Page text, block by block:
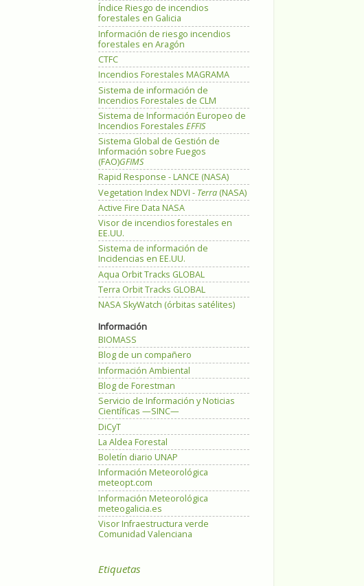
Índice Riesgo de incendios
forestales en Galicia
Información de riesgo incendios
forestales en Aragón
CTFC
Incendios Forestales MAGRAMA
Sistema de información de
Incendios Forestales de CLM
Sistema de Información Europeo de
Incendios Forestales EFFIS
Sistema Global de Gestión de
Información sobre Fuegos
(FAO)GFIMS
Rapid Response - LANCE (NASA)
Vegetation Index NDVI - Terra (NASA)
Active Fire Data NASA
Visor de incendios forestales en
EE.UU.
Sistema de información de
Incidencias en EE.UU.
Aqua Orbit Tracks GLOBAL
Terra Orbit Tracks GLOBAL
NASA SkyWatch (órbitas satélites)
Información
BIOMASS
Blog de un compañero
Información Ambiental
Blog de Forestman
Servicio de Información y Noticias
Científicas —SINC—
DiCyT
La Aldea Forestal
Boletín diario UNAP
Información Meteorológica
meteopt.com
Información Meteorológica
meteogalicia.es
Visor Infraestructura verde
Comunidad Valenciana
Etiquetas